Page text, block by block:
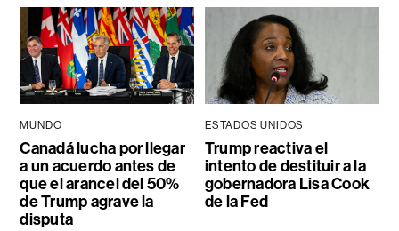
MUNDO
Canadá lucha por llegar
a un acuerdo antes de
que el arancel del 50%
de Trump agrave la
disputa
ESTADOS UNIDOS
Trump reactiva el
intento de destituir a la
gobernadora Lisa Cook
de la Fed